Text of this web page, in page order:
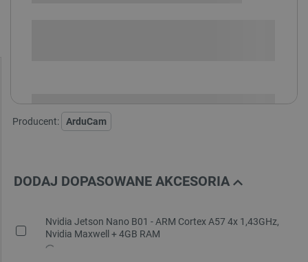
Producent: ArduCam
DODAJ DOPASOWANE AKCESORIA
Nvidia Jetson Nano B01 - ARM Cortex A57 4x 1,43GHz,
Nvidia Maxwell + 4GB RAM